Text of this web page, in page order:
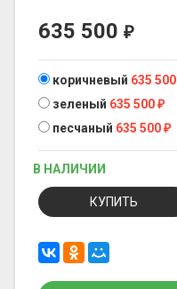
635 500 ₽
коричневый 635 500
зеленый 635 500₽
песчаный 635 500₽
В НАЛИЧИИ
КУПИТЬ